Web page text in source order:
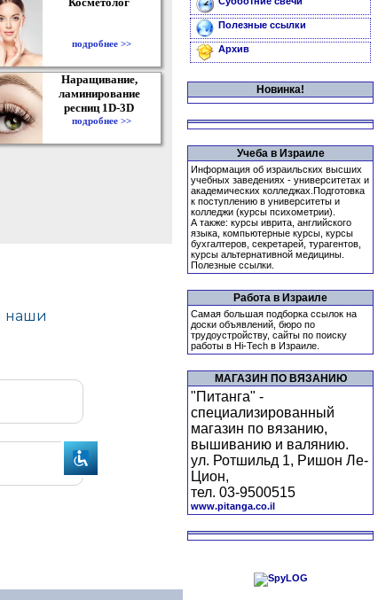
подробнее >>
Наращивание,
ламинирование
ресниц 1D-3D
подробнее >>
Полезные ссылки
Архив
Новинка!
Учеба в Израиле
Информация об израильских высших
учебных заведениях - университетах и
академических колледжах.Подготовка
к поступлению в университеты и
колледжи (курсы психометрии).
А также: курсы иврита, английского
языка, компьютерные курсы, курсы
бухгалтеров, секретарей, турагентов,
курсы альтернативной медицины.
Полезные ссылки.
Работа в Израиле
Самая большая подборка ссылок на
доски объявлений, бюро по
трудоустройству, сайты по поиску
работы в Hi-Tech в Израиле.
МАГАЗИН ПО ВЯЗАНИЮ
"Питанга" -
специализированный
магазин по вязанию,
вышиванию и валянию.
ул. Ротшильд 1, Ришон Ле-
Цион,
тел. 03-9500515
www.pitanga.co.il